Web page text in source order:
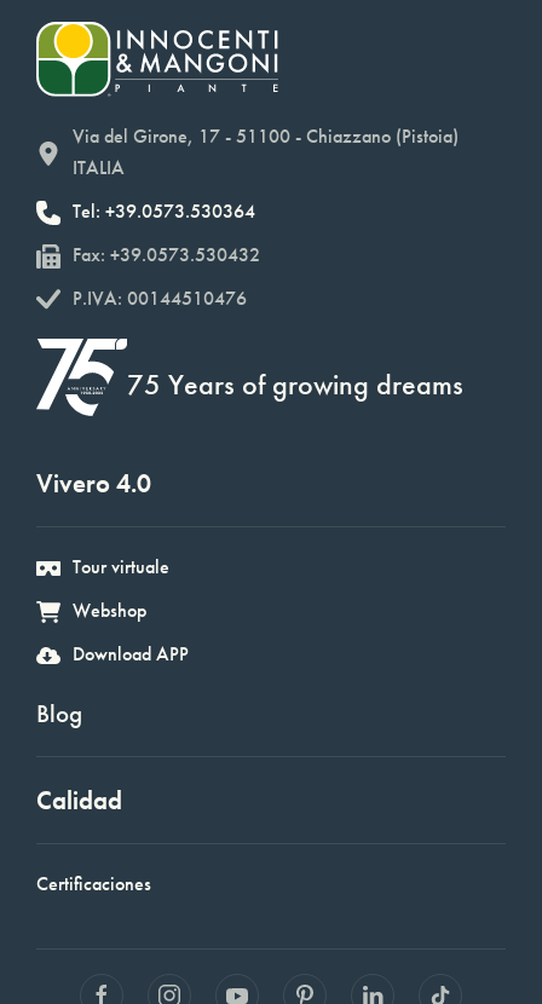
Via del Girone, 17 - 51100 - Chiazzano (Pistoia)
ITALIA
Tel: +39.0573.530364
Fax: +39.0573.530432
P.IVA: 00144510476
75 Years of growing dreams
Vivero 4.0
Tour virtuale
Webshop
Download APP
Blog
Calidad
Certificaciones